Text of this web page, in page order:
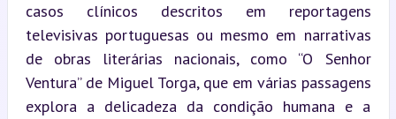
casos clínicos descritos em reportagens
televisivas portuguesas ou mesmo em narrativas
de obras literárias nacionais, como “O Senhor
Ventura” de Miguel Torga, que em várias passagens
explora a delicadeza da condição humana e a